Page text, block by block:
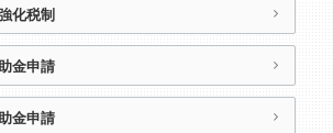
化税制
金申請
金申請